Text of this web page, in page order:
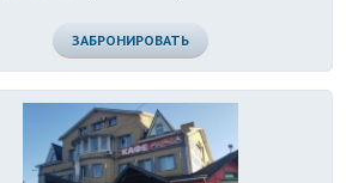
ЗАБРОНИРОВАТЬ